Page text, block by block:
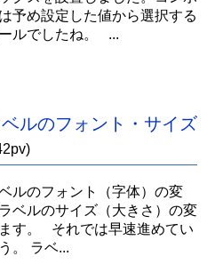
予め設定した値から選択する
ルでしたね。 ...
ルのフォント・サイズ
ルのフォント（字体）の変
ベルのサイズ（大きさ）の変
す。 それでは早速進めてい
。 ラベ...